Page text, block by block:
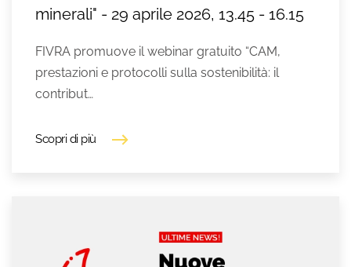
minerali" - 29 aprile 2026, 13.45 - 16.15
FIVRA promuove il webinar gratuito “CAM,
prestazioni e protocolli sulla sostenibilità: il
contribut…
Scopri di più